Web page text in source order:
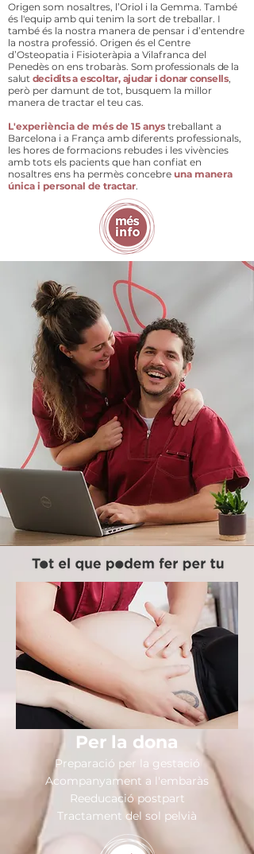
Origen som nosaltres, l’Oriol i la Gemma. També
és l'equip amb qui tenim la sort de treballar. I
també és la nostra manera de pensar i d’entendre
la nostra professió. Origen és el Centre
d’Osteopatia i Fisioteràpia a Vilafranca del
Penedès on ens trobaràs. Som professionals de la
salut decidits a escoltar, ajudar i donar consells,
però per damunt de tot, busquem la millor
manera de tractar el teu cas.
L'experiència de més de 15 anys treballant a
Barcelona i a França amb diferents professionals,
les hores de formacions rebudes i les vivències
amb tots els pacients que han confiat en
nosaltres ens ha permès concebre una manera
única i personal de tractar.
Per la dona
Preparació per la gestació
Acompanyament a l'embaràs
Reeducació postpart
Tractament del sol pelvià